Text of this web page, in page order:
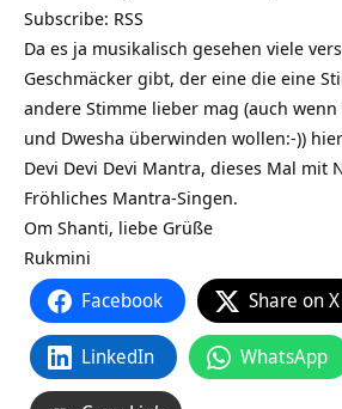
Subscribe: RSS
Da es ja musikalisch gesehen viele
Geschmäcker gibt, der eine die eine
andere Stimme lieber mag (auch wenn
und Dwesha überwinden wollen:-))
Devi Devi Devi Mantra, dieses Mal mit
Fröhliches Mantra-Singen.
Om Shanti, liebe Grüße
Rukmini
Facebook Share on X
LinkedIn WhatsApp